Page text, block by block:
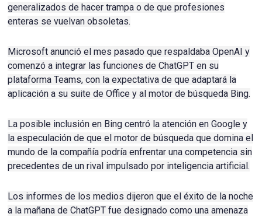
generalizados de hacer trampa o de que profesiones
enteras se vuelvan obsoletas.
Microsoft anunció el mes pasado que respaldaba OpenAI y
comenzó a integrar las funciones de ChatGPT en su
plataforma Teams, con la expectativa de que adaptará la
aplicación a su suite de Office y al motor de búsqueda Bing.
La posible inclusión en Bing centró la atención en Google y
la especulación de que el motor de búsqueda que domina el
mundo de la compañía podría enfrentar una competencia sin
precedentes de un rival impulsado por inteligencia artificial.
Los informes de los medios dijeron que el éxito de la noche
a la mañana de ChatGPT fue designado como una amenaza